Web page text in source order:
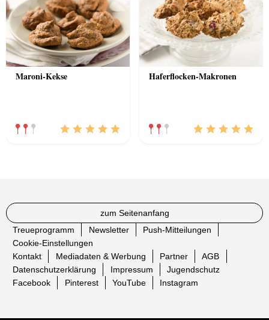
Maroni-Kekse Haferflocken-Makronen
zum Seitenanfang
Treueprogramm
Newsletter
Push-Mitteilungen
Cookie-Einstellungen
Kontakt
Mediadaten & Werbung Partner
AGB
Datenschutzerklärung
Impressum
Jugendschutz
Facebook
Pinterest YouTube Instagram